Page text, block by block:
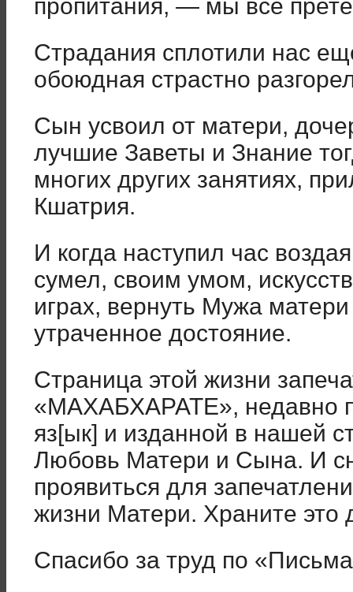
пропитания, — мы всё
Страдания сплотили нас
обоюдная страстно
Сын усвоил от матери,
лучшие Заветы и Знание
многих других занятиях,
Кшатрия.
И когда наступил час
сумел, своим умом,
играх, вернуть Мужа
утраченное достояние.
Страница этой жизни
«МАХАБХАРАТЕ», недавно
яз[ык] и изданной в нашей
Любовь Матери и Сына. И
проявиться для
жизни Матери. Храните это
Спасибо за труд по